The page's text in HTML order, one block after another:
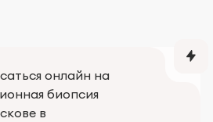
онлайн на
биопсия
в